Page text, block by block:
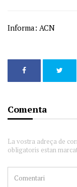
Informa: ACN
Comenta
La vostra adreça de
obligatoris estan